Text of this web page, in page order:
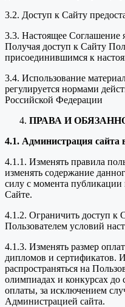
3.2. Доступ к Сайту
3.3. Настоящее Соглашение
Получая доступ к Сайту
присоединившимся к
3.4. Использование
регулируется нормами
Российской Федерации
ПРАВА И
4.1. Администрация сайта
4.1.1. Изменять правила
изменять содержание
силу с момента
Сайте.
4.1.2. Ограничить доступ к
Пользователем условий
4.1.3. Изменять размер
дипломов и сертификатов.
распространяться на
олимпиадах и конкурсах до
оплаты, за исключением
Администрацией сайта.